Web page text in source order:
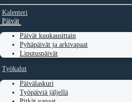
Kalenteri
Päivät
Päivät kuukausittain
Pyhäpäivät ja arkivapaat
Liputuspäivät
Työkalut
Päivälaskuri
Työpäiviä jäljellä